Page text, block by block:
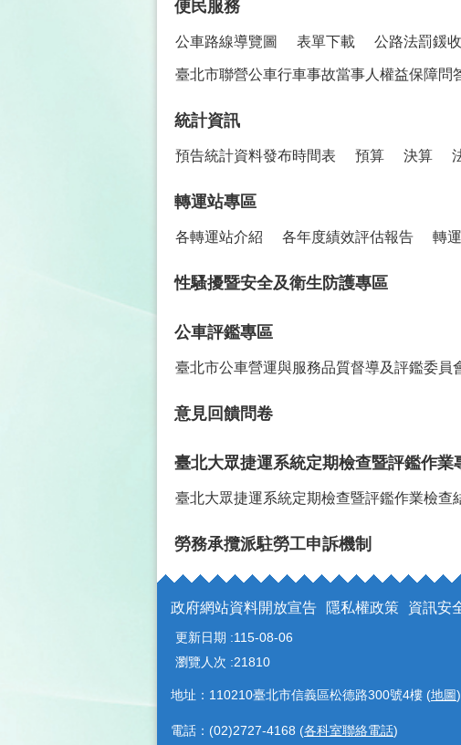
便民服務
公車路線導覽圖 表單下載 公路法罰鍰
臺北市聯營公車行車事故當事人權益保障問
統計資訊
預告統計資料發布時間表 預算 決算
轉運站專區
各轉運站介紹 各年度績效評估報告 轉
性騷擾暨安全及衛生防護專區
公車評鑑專區
臺北市公車營運與服務品質督導及評鑑委員
意見回饋問卷
臺北大眾捷運系統定期檢查暨評鑑作業
臺北大眾捷運系統定期檢查暨評鑑作業檢查
勞務承攬派駐勞工申訴機制
政府網站資料開放宣告 隱私權政策 資訊安
更新日期
115-08-06
瀏覽人次
21810
地址：110210臺北市信義區松德路300號4樓 (地圖)
電話：(02)2727-4168 (各科室聯絡電話)